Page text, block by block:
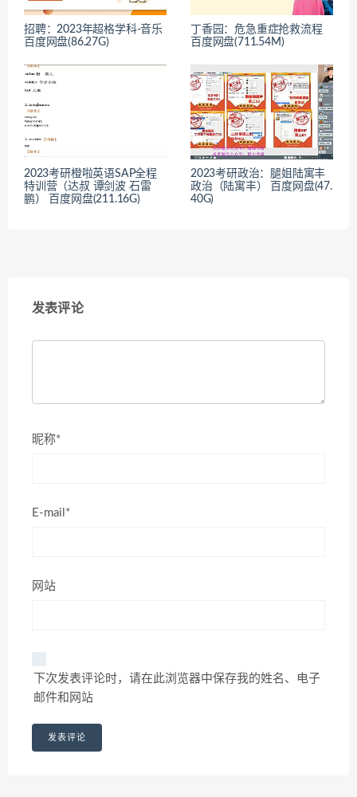
招聘：2023年超格学科-音乐
百度网盘(86.27G)
丁香园：危急重症抢救流程
百度网盘(711.54M)
2023考研橙啦英语SAP全程
特训营（达叔 谭剑波 石雷
鹏） 百度网盘(211.16G)
2023考研政治：腿姐陆寓丰
政治（陆寓丰） 百度网盘(47.
40G)
发表评论
昵称*
E-mail*
网站
下次发表评论时，请在此浏览器中保存我的姓名、电子
邮件和网站